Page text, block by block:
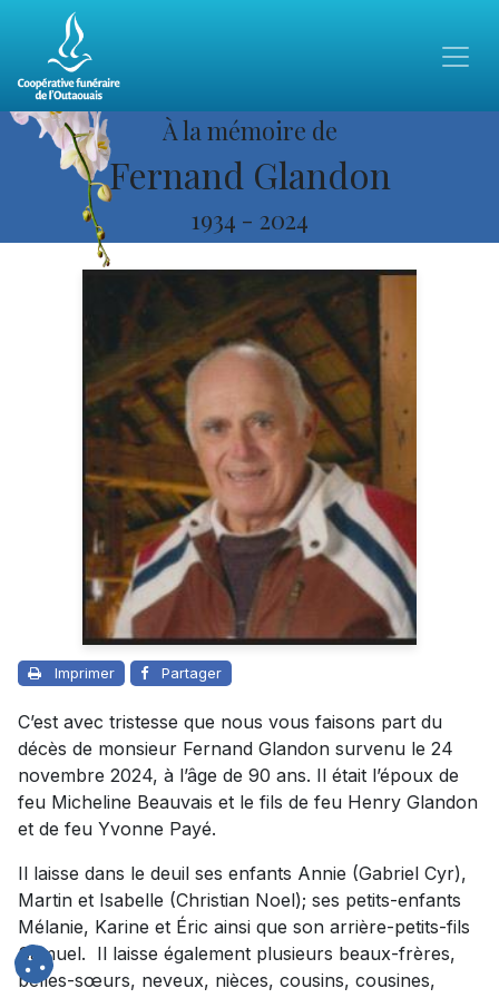
À la mémoire de
Fernand Glandon
1934 - 2024
Imprimer Partager
C’est avec tristesse que nous vous faisons part du
décès de monsieur Fernand Glandon survenu le 24
novembre 2024, à l’âge de 90 ans. Il était l’époux de
feu Micheline Beauvais et le fils de feu Henry Glandon
et de feu Yvonne Payé.
Il laisse dans le deuil ses enfants Annie (Gabriel Cyr),
Martin et Isabelle (Christian Noel); ses petits-enfants
Mélanie, Karine et Éric ainsi que son arrière-petits-fils
Samuel. Il laisse également plusieurs beaux-frères,
belles-sœurs, neveux, nièces, cousins, cousines,